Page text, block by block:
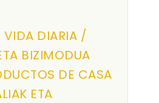
VIDA DIARIA /
BIZIMODUA
DE CASA
ETA